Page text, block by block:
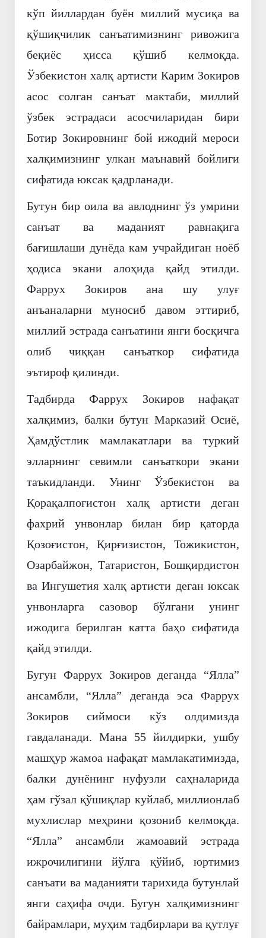
кўп йиллардан буён миллий мусиқа ва
қўшиқчилик санъатимизнинг ривожига
беқиёс ҳисса қўшиб келмоқда.
Ўзбекистон халқ артисти Карим Зокиров
асос солган санъат мактаби, миллий
ўзбек эстрадаси асосчиларидан бири
Ботир Зокировнинг бой ижодий мероси
халқимизнинг улкан маънавий бойлиги
сифатида юксак қадрланади.
Бутун бир оила ва авлоднинг ўз умрини
санъат ва маданият равнақига
бағишлаши дунёда кам учрайдиган ноёб
ҳодиса экани алоҳида қайд этилди.
Фаррух Зокиров ана шу улуғ
анъаналарни муносиб давом эттириб,
миллий эстрада санъатини янги босқичга
олиб чиққан санъаткор сифатида
эътироф қилинди.
Тадбирда Фаррух Зокиров нафақат
халқимиз, балки бутун Марказий Осиё,
Ҳамдўстлик мамлакатлари ва туркий
элларнинг севимли санъаткори экани
таъкидланди. Унинг Ўзбекистон ва
Қорақалпоғистон халқ артисти деган
фахрий унвонлар билан бир қаторда
Қозоғистон, Қирғизистон, Тожикистон,
Озарбайжон, Татаристон, Бошқирдистон
ва Ингушетия халқ артисти деган юксак
унвонларга сазовор бўлгани унинг
ижодига берилган катта баҳо сифатида
қайд этилди.
Бугун Фаррух Зокиров деганда “Ялла”
ансамбли, “Ялла” деганда эса Фаррух
Зокиров сиймоси кўз олдимизда
гавдаланади. Мана 55 йилдирки, ушбу
машҳур жамоа нафақат мамлакатимизда,
балки дунёнинг нуфузли саҳналарида
ҳам гўзал қўшиқлар куйлаб, миллионлаб
мухлислар меҳрини қозониб келмоқда.
“Ялла” ансамбли жамоавий эстрада
ижрочилигини йўлга қўйиб, юртимиз
санъати ва маданияти тарихида бутунлай
янги саҳифа очди. Бугун халқимизнинг
байрамлари, муҳим тадбирлари ва қутлуғ